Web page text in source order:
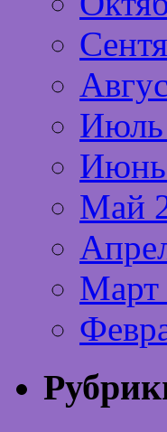
Июль
Май
Март